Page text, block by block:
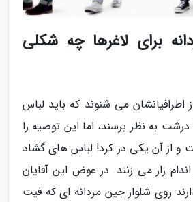
برای لاغرها چه شکلی
اطرافیانشان می شنوند که باید لباس
به نظر برسند، اما این توصیه را
و از آن یکی در کرد! لباس های گشاد
زار می زنند. در عوض این آقایان
روی شلوار جین مردانه ای که فیت